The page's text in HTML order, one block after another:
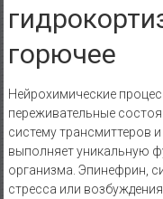
горючее
Нейрохимические
переживательные
систему трансмиттеров
выполняет уникальную
организма. Эпинефрин,
стресса или